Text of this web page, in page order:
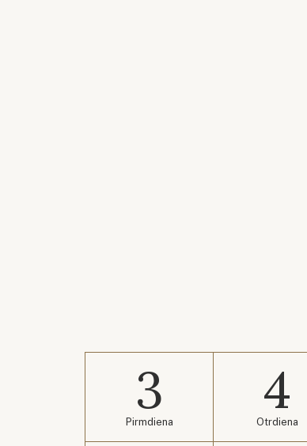
3
Pirmdiena 4
Otrdiena